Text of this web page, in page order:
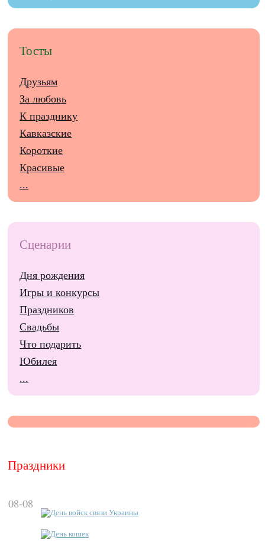
Тосты
Друзьям
За любовь
К празднику
Кавказские
Короткие
Красивые
...
Сценарии
Дня рождения
Игры и конкурсы
Праздников
Свадьбы
Что подарить
Юбилея
...
Праздники
08-08
День войск связи Украины
День кошек